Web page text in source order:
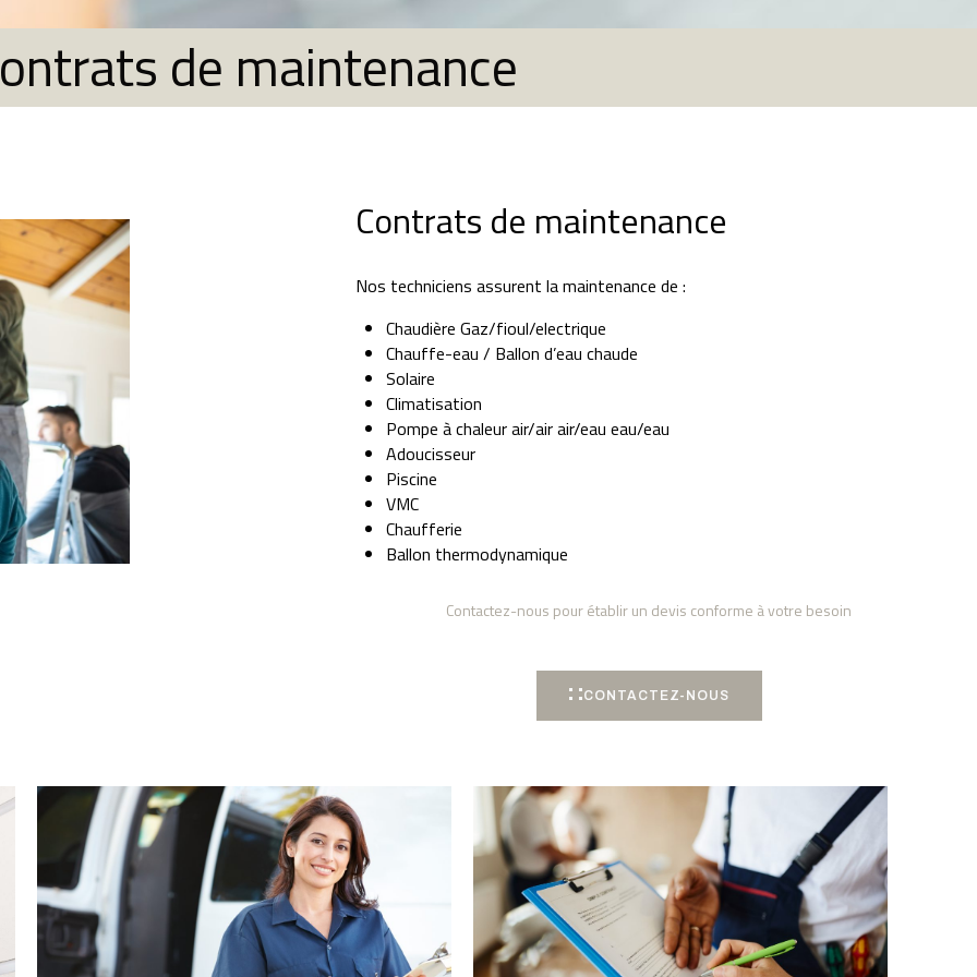
de maintenance
Contrats de maintenance
Nos techniciens assurent la maintenance de :
Chaudière Gaz/fioul/electrique
Chauffe-eau / Ballon d’eau chaude
Solaire
Climatisation
Pompe à chaleur air/air air/eau eau/eau
Adoucisseur
Piscine
VMC
Chaufferie
Ballon thermodynamique
Contactez-nous pour établir un devis conforme à votre besoin
CONTACTEZ-NOUS